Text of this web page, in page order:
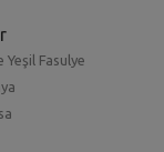
Yeşil Fasulye